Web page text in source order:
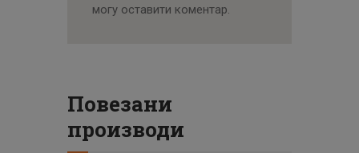
могу оставити коментар.
Повезани
производи